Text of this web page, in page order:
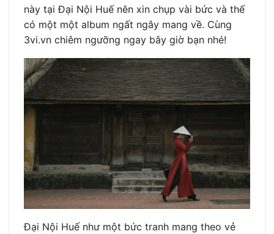
này tại Đại Nội Huế nên xin chụp vài bức và thế
có một một album ngất ngây mang về. Cùng
3vi.vn chiêm ngưỡng ngay bây giờ bạn nhé!
Đại Nội Huế như một bức tranh mang theo vẻ